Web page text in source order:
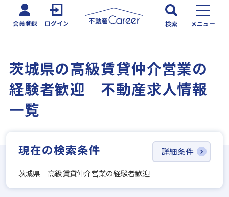
会員登録 ログイン 検索 メニュー
茨城県の高級賃貸仲介営業の
経験者歓迎 不動産求人情報
一覧
現在の検索条件
茨城県 高級賃貸仲介営業の経験者歓迎
詳細条件